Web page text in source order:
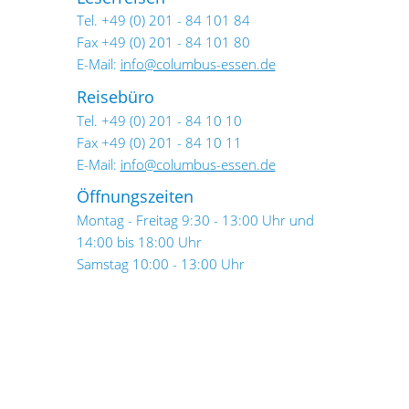
Tel. +49 (0) 201 - 84 101 84
Fax +49 (0) 201 - 84 101 80
E-Mail: info@columbus-essen.de
Reisebüro
Tel. +49 (0) 201 - 84 10 10
Fax +49 (0) 201 - 84 10 11
E-Mail: info@columbus-essen.de
Öffnungszeiten
Montag - Freitag 9:30 - 13:00 Uhr und
14:00 bis 18:00 Uhr
Samstag 10:00 - 13:00 Uhr